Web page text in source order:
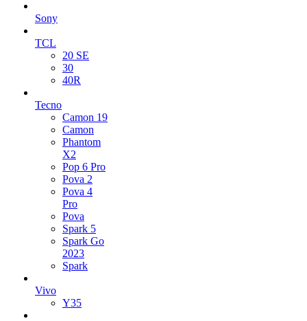
Sony
TCL
20 SE
30
40R
Tecno
Camon 19
Camon
Phantom
X2
Pop 6 Pro
Pova 2
Pova 4
Pro
Pova
Spark 5
Spark Go
2023
Spark
Vivo
Y35